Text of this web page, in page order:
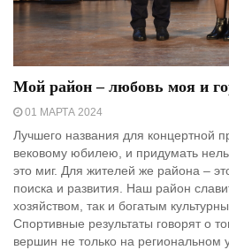
Мой район – любовь моя и
01 МАРТА 2024
Лучшего названия для концертной
вековому юбилею, и придумать
это миг. Для жителей же района –
поиска и развития. Наш район
хозяйством, так и богатым
Спортивные результаты говорят о
вершин не только на региональном